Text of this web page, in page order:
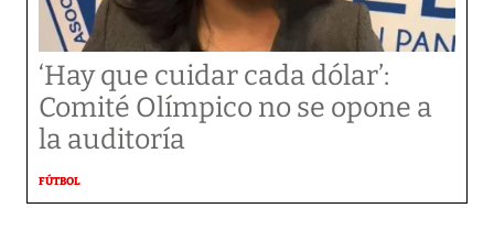
‘Hay que cuidar cada dólar’:
Comité Olímpico no se opone a
la auditoría
FÚTBOL